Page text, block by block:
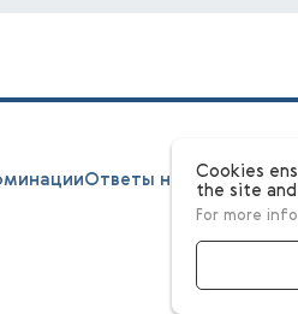
Ответы на вопросы
Cookies
the site
For more